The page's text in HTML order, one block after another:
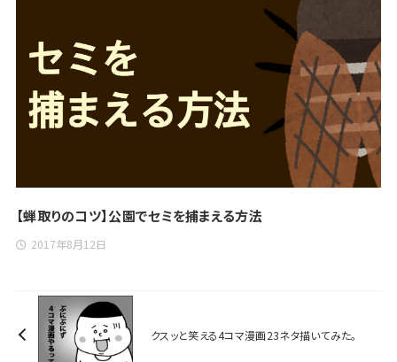
【蝉取りのコツ】公園でセミを捕まえる方法
2017年8月12日
クスッと笑える4コマ漫画23ネタ描いてみた。